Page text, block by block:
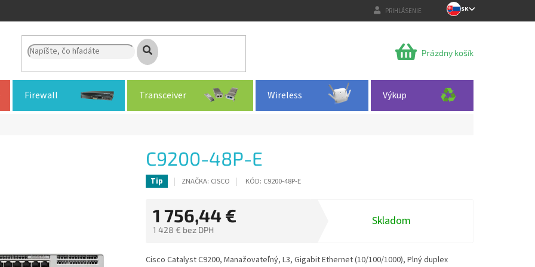
PRIHLÁSENIE SK
NÁKUPNÝ
Prázdny košík
Firewall Transceiver Wireless Výkup
C9200-48P-E
Tip ZNAČKA: CISCO KÓD: C9200-48P-E
1 756,44 €
1 428 € bez DPH
cena:
Skladom
Cisco Catalyst C9200, Manažovateľný, L3, Gigabit Ethernet (10/100/1000), Plný duplex